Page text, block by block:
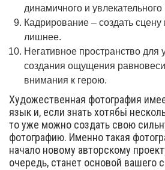
динамичного и
Кадрирование – создать сцену
лишнее.
Негативное пространство для
создания ощущения
внимания к герою.
Художественная фотография
язык и, если знать хотябьі
то уже можно создать свою
фотографию. Именно такая
начало новому авторскому
очередь, станет основой вашего